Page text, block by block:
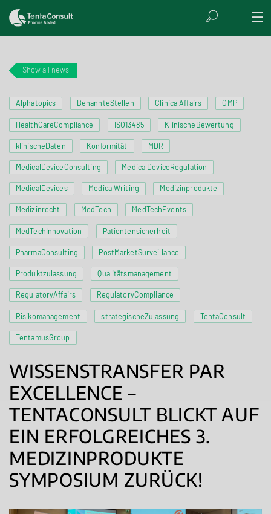
Show all news
Alphatopics BenannteStellen ClinicalAffairs GMP
HealthCareCompliance ISO13485 KlinischeBewertung
klinischeDaten Konformität MDR
MedicalDeviceConsulting MedicalDeviceRegulation
MedicalDevices MedicalWriting Medizinprodukte
Medizinrecht MedTech MedTechEvents
MedTechInnovation Patientensicherheit
PharmaConsulting PostMarketSurveillance
Produktzulassung Qualitätsmanagement
RegulatoryAffairs RegulatoryCompliance
Risikomanagement strategischeZulassung TentaConsult
TentamusGroup
WISSENSTRANSFER PAR
EXCELLENCE –
TENTACONSULT BLICKT AUF
EIN ERFOLGREICHES 3.
MEDIZINPRODUKTE
SYMPOSIUM ZURÜCK!